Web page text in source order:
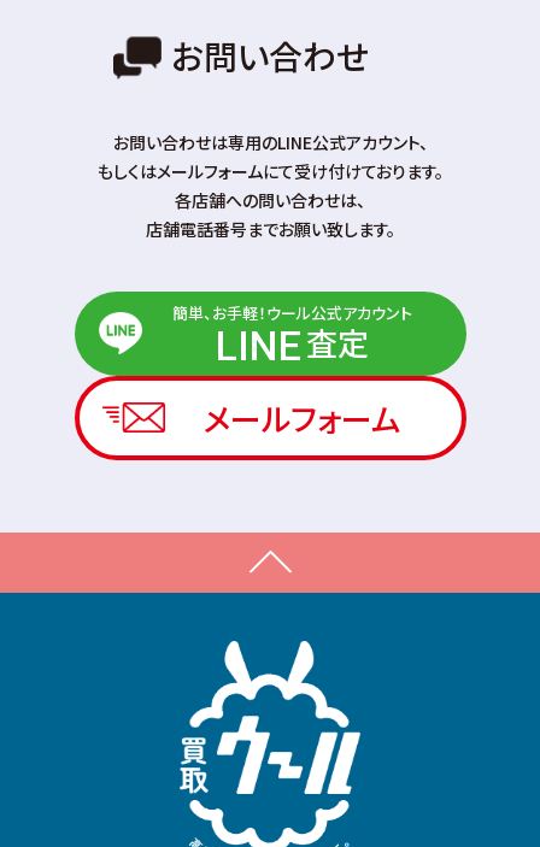
お問い合わせ
お問い合わせは専⽤のLINE公式アカウント、
もしくはメールフォームにて受け付けております。
各店舗への問い合わせは、
店舗電話番号までお願い致します。
簡単、お手軽！ウール公式アカウント
LINE査定
メールフォーム